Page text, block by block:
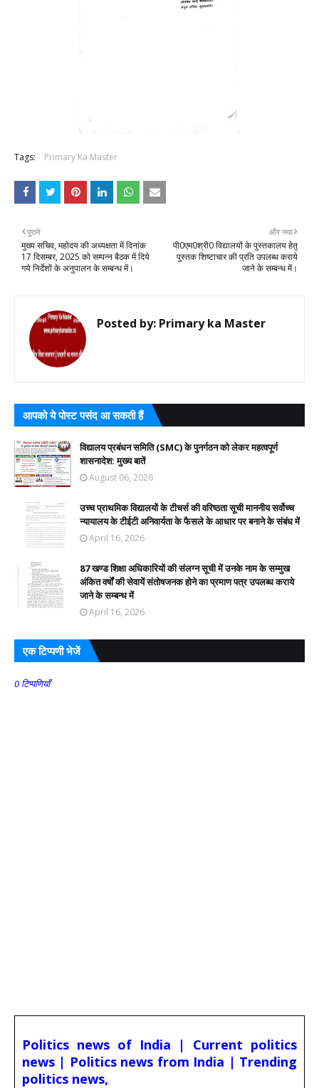
Tags: Primary Ka Master
और नया
पी0एम0श्री0 विद्यालयों के पुस्तकालय हेतु
पुस्तक शिष्टाचार की प्रति उपलब्ध कराये
जाने के सम्बन्ध में।
पुराने
मुख्य सचिव, महोदय की अध्यक्षता में दिनांक
17 दिसम्बर, 2025 को सम्पन्न बैठक में दिये
गये निर्देशों के अनुपालन के सम्बन्ध में।
Posted by: Primary ka Master
आपको ये पोस्ट पसंद आ सकती हैं
विद्यालय प्रबंधन समिति (SMC) के पुनर्गठन को लेकर महत्वपूर्ण
शासनादेश: मुख्य बातें
August 06, 2026
उच्च प्राथमिक विद्यालयों के टीचर्स की वरिष्ठता सूची माननीय सर्वोच्च
न्यायालय के टीईटी अनिवार्यता के फैसले के आधार पर बनाने के संबंध में
April 16, 2026
87 खण्ड शिक्षा अधिकारियों की संलग्न सूची में उनके नाम के सम्मुख
अंकित वर्षों की सेवायें संतोषजनक होने का प्रमाण पत्र उपलब्ध कराये
जाने के सम्बन्ध में
April 16, 2026
एक टिप्पणी भेजें
0 टिप्पणियाँ
Politics news of India | Current politics
news | Politics news from India | Trending
politics news,